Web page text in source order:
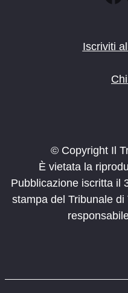
Iscriviti
© Copyright Il
È vietata la
Pubblicazione iscritta il
stampa del Tribunale